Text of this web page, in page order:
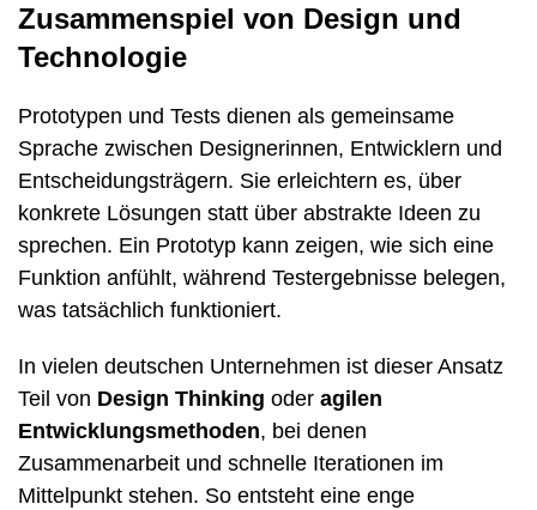
Zusammenspiel von Design und
Technologie
Prototypen und Tests dienen als gemeinsame
Sprache zwischen Designerinnen, Entwicklern und
Entscheidungsträgern. Sie erleichtern es, über
konkrete Lösungen statt über abstrakte Ideen zu
sprechen. Ein Prototyp kann zeigen, wie sich eine
Funktion anfühlt, während Testergebnisse belegen,
was tatsächlich funktioniert.
In vielen deutschen Unternehmen ist dieser Ansatz
Teil von Design Thinking oder agilen
Entwicklungsmethoden, bei denen
Zusammenarbeit und schnelle Iterationen im
Mittelpunkt stehen. So entsteht eine enge